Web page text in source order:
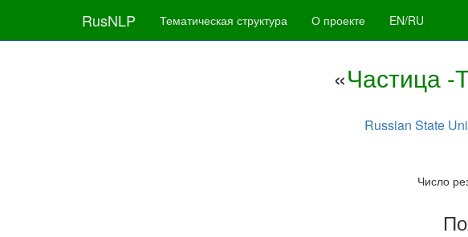
RusNLP Тематическая структура О проекте EN/RU
«Частица
Russian State
Число